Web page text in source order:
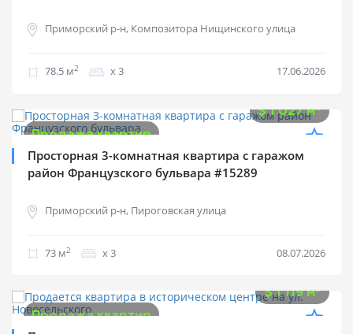
Приморский р-н, Композитора Нищинского улица
78.5 м2 х 3 17.06.2026
$1 027 м2
Продажа квартир
Просторная 3-комнатная квартира с гаражом
район Французского бульвара #15289
Приморский р-н, Пироговская улица
73 м2 х 3 08.07.2026
$1 119 м2
Продажа квартир